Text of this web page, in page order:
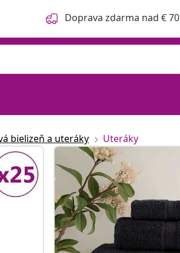
Doprava zdarma nad € 70
bielizeň a uteráky Uteráky